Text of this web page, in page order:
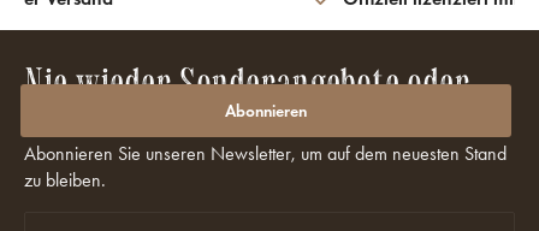
Nie wieder Sonderangebote oder
Rabatte verpassen?
Abonnieren Sie unseren Newsletter, um auf dem neuesten Stand
zu bleiben.
Abonnieren